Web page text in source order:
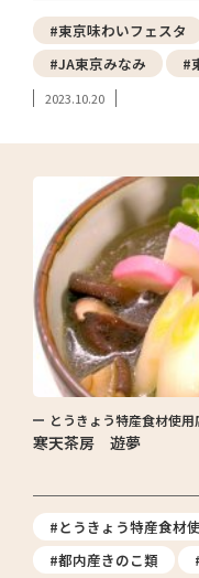
#東京味わいフェスタ
#JA東京みなみ
#
2023.10.20
とうきょう特産食材使用
寒天茶房 遊夢
#とうきょう特産食材
#都内産きのこ類